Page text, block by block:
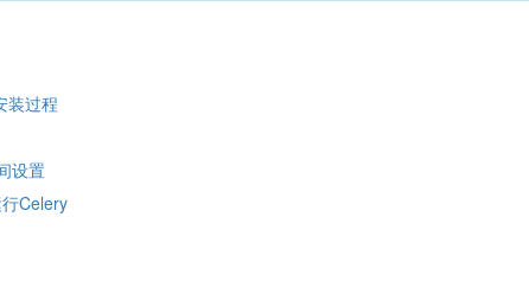
装过程
设置
Celery